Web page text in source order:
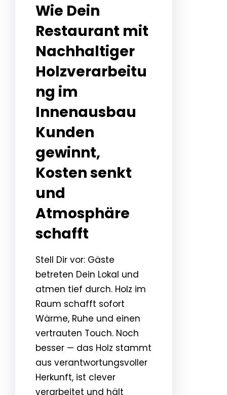
Wie Dein
Restaurant mit
Nachhaltiger
Holzverarbeitu
ng im
Innenausbau
Kunden
gewinnt,
Kosten senkt
und
Atmosphäre
schafft
Stell Dir vor: Gäste
betreten Dein Lokal und
atmen tief durch. Holz im
Raum schafft sofort
Wärme, Ruhe und einen
vertrauten Touch. Noch
besser — das Holz stammt
aus verantwortungsvoller
Herkunft, ist clever
verarbeitet und hält